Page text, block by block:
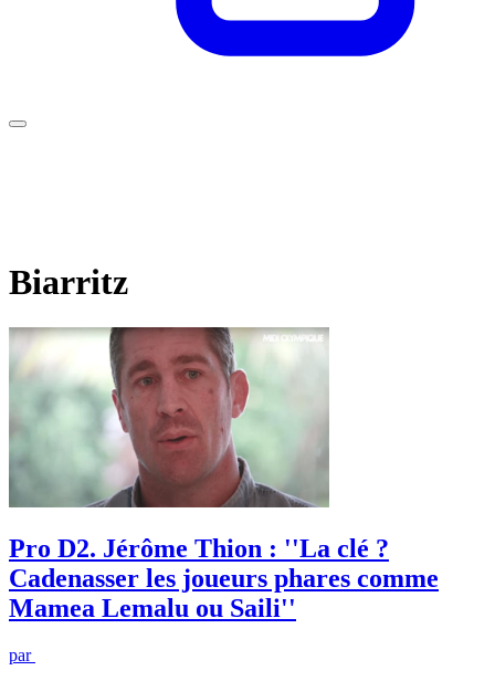
Biarritz
Pro D2. Jérôme Thion : ''La clé ?
Cadenasser les joueurs phares comme
Mamea Lemalu ou Saili''
par